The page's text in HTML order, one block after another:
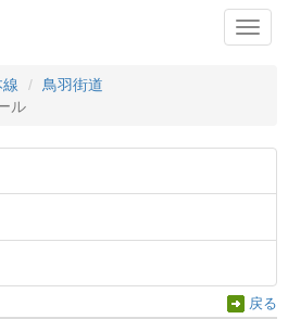
鳥羽街道
ル
戻る